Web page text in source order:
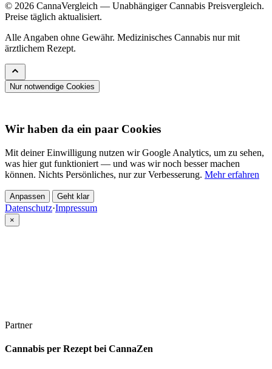
© 2026 CannaVergleich — Unabhängiger Cannabis Preisvergleich.
Preise täglich aktualisiert.
Alle Angaben ohne Gewähr. Medizinisches Cannabis nur mit
ärztlichem Rezept.
Nur notwendige Cookies
Wir haben da ein paar Cookies
Mit deiner Einwilligung nutzen wir Google Analytics, um zu sehen,
was hier gut funktioniert — und was wir noch besser machen
können. Nichts Persönliches, nur zur Verbesserung. Mehr erfahren
Anpassen Geht klar
Datenschutz·Impressum
×
Partner
Cannabis per Rezept bei CannaZen